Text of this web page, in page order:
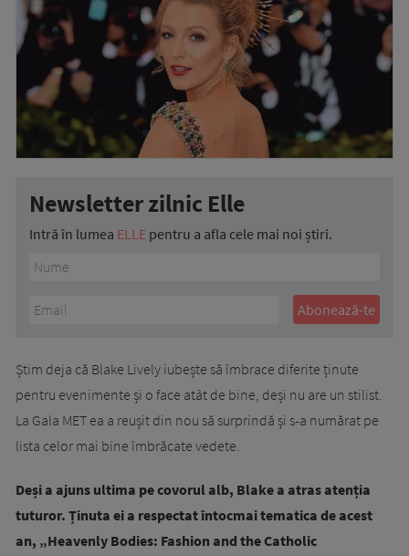
Newsletter zilnic Elle
Intră în lumea ELLE pentru a afla cele mai noi știri.
Știm deja că Blake Lively iubește să îmbrace diferite ținute
pentru evenimente și o face atât de bine, deși nu are un stilist.
La Gala MET ea a reușit din nou să surprindă și s-a numărat pe
lista celor mai bine îmbrăcate vedete.
Deși a ajuns ultima pe covorul alb, Blake a atras atenția
tuturor. Ținuta ei a respectat întocmai tematica de acest
an, „Heavenly Bodies: Fashion and the Catholic